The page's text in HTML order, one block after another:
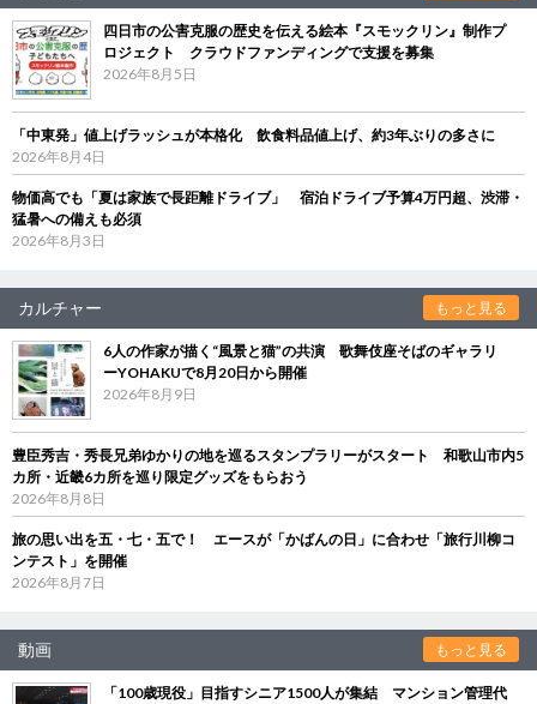
四日市の公害克服の歴史を伝える絵本『スモックリン』制作プ
ロジェクト クラウドファンディングで支援を募集
2026年8月5日
「中東発」値上げラッシュが本格化 飲食料品値上げ、約3年ぶりの多さに
2026年8月4日
物価高でも「夏は家族で長距離ドライブ」 宿泊ドライブ予算4万円超、渋滞・
猛暑への備えも必須
2026年8月3日
カルチャー もっと見る
6人の作家が描く“風景と猫”の共演 歌舞伎座そばのギャラリ
ーYOHAKUで8月20日から開催
2026年8月9日
豊臣秀吉・秀長兄弟ゆかりの地を巡るスタンプラリーがスタート 和歌山市内5
カ所・近畿6カ所を巡り限定グッズをもらおう
2026年8月8日
旅の思い出を五・七・五で！ エースが「かばんの日」に合わせ「旅行川柳コ
ンテスト」を開催
2026年8月7日
動画 もっと見る
「100歳現役」目指すシニア1500人が集結 マンション管理代